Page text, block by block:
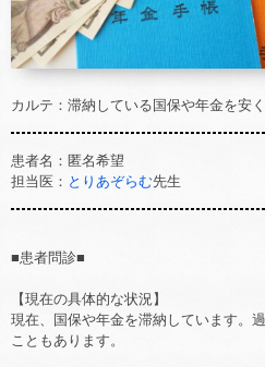
カルテ：滞納している国保や年金を安
患者名：匿名希望
担当医： とりあぞらむ先生
■患者問診■
【現在の具体的な状況】
現在、国保や年金を滞納しています。
こともあります。